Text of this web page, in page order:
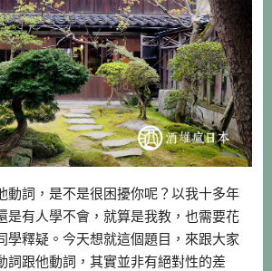
動詞，是不是很困擾你呢？以我十多年
是有人學不會，就算是我教，也需要花
學釋疑。今天想就這個題目，來跟大家
詞跟他動詞，其實並非有絕對性的差